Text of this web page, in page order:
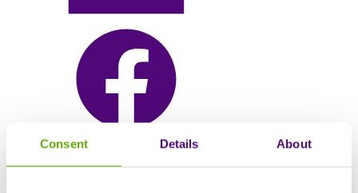
Consent Details About